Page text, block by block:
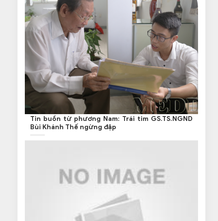
Tin buồn từ phương Nam: Trái tim GS.TS.NGND
Bùi Khánh Thế ngừng đập